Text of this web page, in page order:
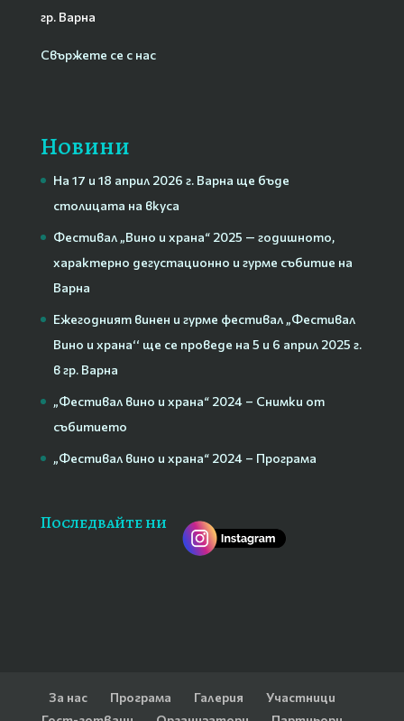
гр. Варна
Свържете се с нас
Новини
На 17 и 18 април 2026 г. Варна ще бъде
столицата на вкуса
Фестивал „Вино и храна“ 2025 — годишното,
характерно дегустационно и гурме събитие на
Варна
Ежегодният винен и гурме фестивал „Фестивал
Вино и храна‘‘ ще се проведе на 5 и 6 април 2025 г.
в гр. Варна
„Фестивал вино и храна“ 2024 – Снимки от
събитието
„Фестивал вино и храна“ 2024 – Програма
Последвайте ни
За нас Програма Галерия
Участници